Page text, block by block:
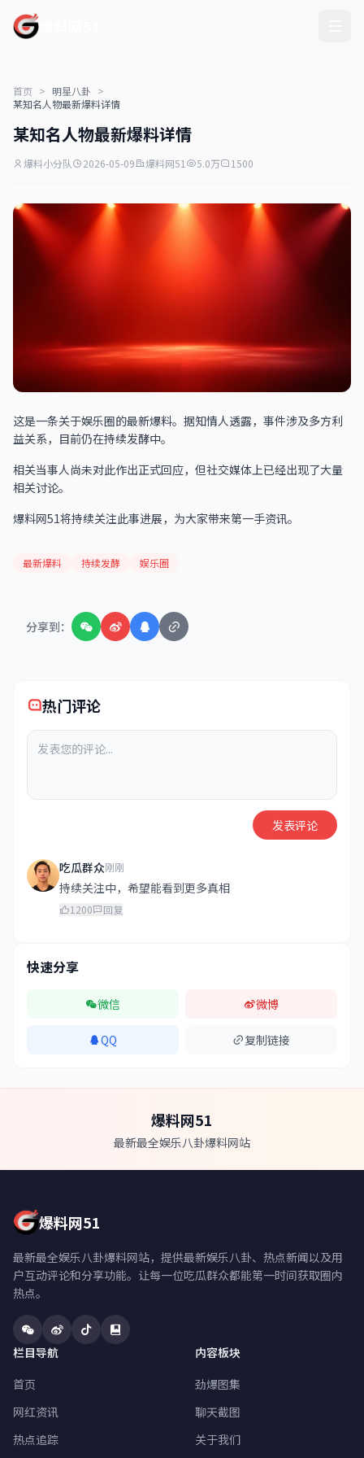
首页 > 明星八卦 >
某知名人物最新爆料详情
某知名人物最新爆料详情
爆料小分队 2026-05-09 爆料网51 5.0万 1500
这是一条关于娱乐圈的最新爆料。据知情人透露，事件涉及多方利
益关系，目前仍在持续发酵中。
相关当事人尚未对此作出正式回应，但社交媒体上已经出现了大量
相关讨论。
爆料网51将持续关注此事进展，为大家带来第一手资讯。
最新爆料 持续发酵 娱乐圈
分享到：
热门评论
发表评论
吃瓜群众刚刚
持续关注中，希望能看到更多真相
1200 回复
快速分享
微信 微博
QQ 复制链接
爆料网51
最新最全娱乐八卦爆料网站
爆料网51
最新最全娱乐八卦爆料网站，提供最新娱乐八卦、热点新闻以及用
户互动评论和分享功能。让每一位吃瓜群众都能第一时间获取圈内
热点。
栏目导航
首页
网红资讯
热点追踪
内容板块
劲爆图集
聊天截图
关于我们